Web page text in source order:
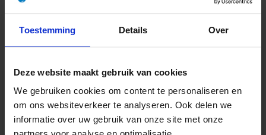
Toestemming Details Over
Deze website maakt gebruik van cookies
We gebruiken cookies om content te personaliseren en
om ons websiteverkeer te analyseren. Ook delen we
informatie over uw gebruik van onze site met onze
spirit
Vandaag gelukkig weer een gewone